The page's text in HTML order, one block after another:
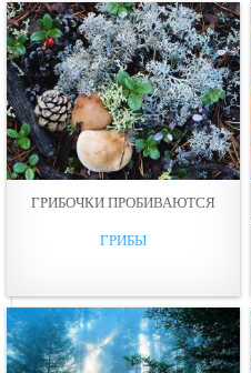
ГРИБОЧКИ ПРОБИВАЮТСЯ
ГРИБЫ